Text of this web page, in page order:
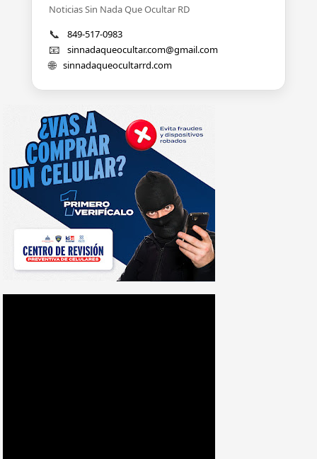
Noticias Sin Nada Que Ocultar RD
📞 849-517-0983
📧 sinnadaqueocultar.com@gmail.com
🌐 sinnadaqueocultarrd.com